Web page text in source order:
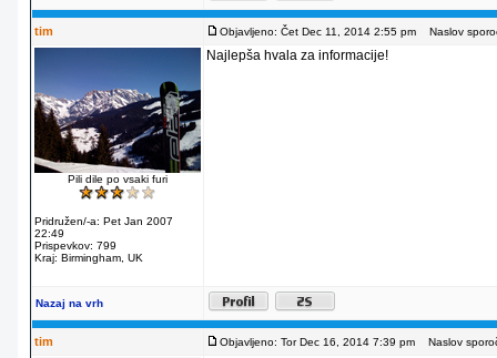
tim Objavljeno: Čet Dec 11, 2014 2:55 pm Naslov
Pili dile po vsaki furi
Pridružen/-a: Pet Jan 2007
22:49
Prispevkov: 799
Kraj: Birmingham, UK
Najlepša hvala za informacije!
Nazaj na vrh
tim Objavljeno: Tor Dec 16, 2014 7:39 pm Naslov